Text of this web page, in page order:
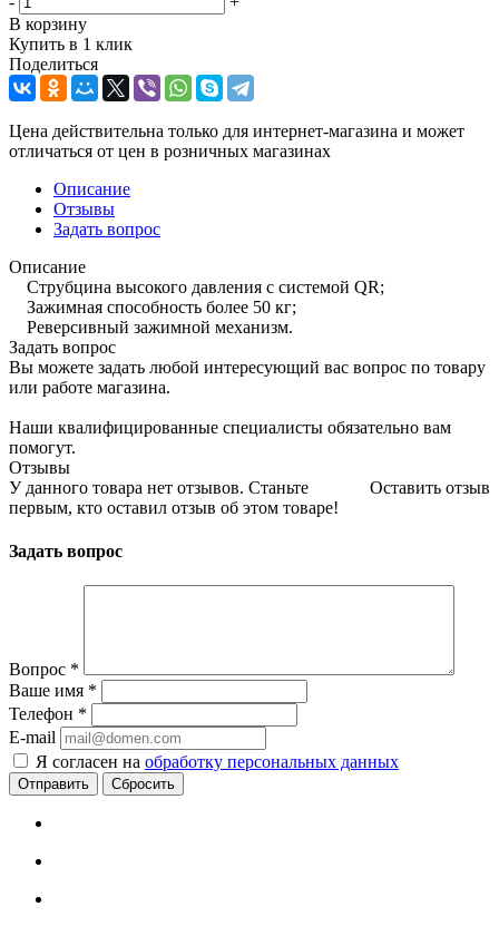
В корзину
Купить в 1 клик
Поделиться
Цена действительна только для интернет-магазина и может
отличаться от цен в розничных магазинах
Описание
Отзывы
Задать вопрос
Описание
Струбцина высокого давления с системой QR;
Зажимная способность более 50 кг;
Реверсивный зажимной механизм.
Задать вопрос
Вы можете задать любой интересующий вас вопрос по товару
или работе магазина.
Наши квалифицированные специалисты обязательно вам
помогут.
Отзывы
Оставить отзыв
У данного товара нет отзывов. Станьте
первым, кто оставил отзыв об этом товаре!
Задать вопрос
Вопрос *
Ваше имя *
Телефон *
E-mail
Я согласен на обработку персональных данных
Сбросить